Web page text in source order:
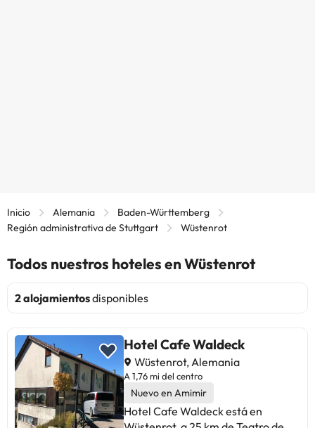
Inicio Alemania
Baden-Württemberg
Región administrativa de Stuttgart
Wüstenrot
Todos nuestros hoteles en Wüstenrot
2 alojamientosdisponibles
Hotel Cafe Waldeck
Wüstenrot, Alemania
A 1,76 mi del centro
Nuevo en Amimir
Hotel Cafe Waldeck está en